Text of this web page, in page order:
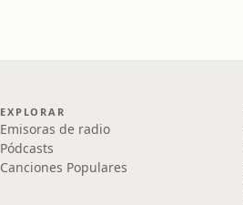
EXPLORAR
Emisoras de radio
Pódcasts
Canciones Populares